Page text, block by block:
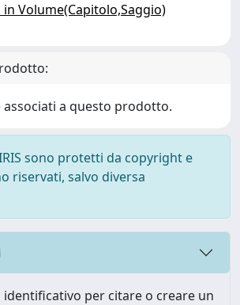
Volume(Capitolo,Saggio)
associati a questo prodotto.
sono protetti da copyright e
riservati, salvo diversa
identificativo per citare o creare un